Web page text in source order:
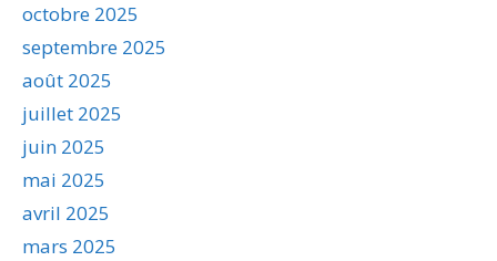
octobre 2025
septembre 2025
août 2025
juillet 2025
juin 2025
mai 2025
avril 2025
mars 2025